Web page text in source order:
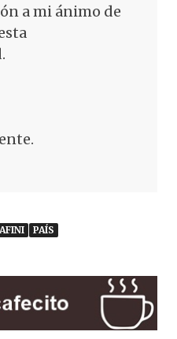
a mi ánimo de
PAÍS